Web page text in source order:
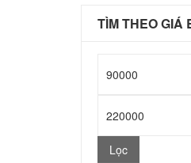
TÌM THEO GIÁ
nhất
cao
Lọc